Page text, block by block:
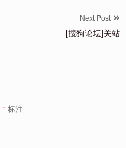
Next Post
[搜狗论坛]关站
* 标注